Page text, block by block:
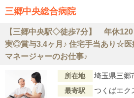
三郷中央総合病院
【三郷中央駅◇徒歩7分】 年休
実◎賞与3.4ヶ月♪ 住宅手当あり☆医
マネージャーのお仕事♪
所在地 埼玉県三郷
最寄駅